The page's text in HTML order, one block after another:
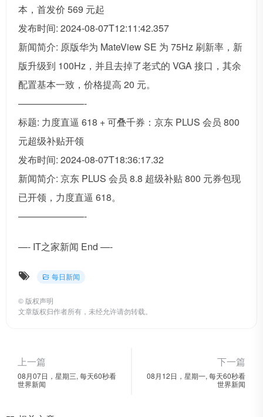
本，首发价 569 元起
发布时间: 2024-08-07T12:11:42.357
新闻简介: 原版华为 MateView SE 为 75Hz 刷新率，新
版升级到 100Hz，并且去掉了老式的 VGA 接口，其余
配置基本一致，价格提高 20 元。
———————-
标题: 力度直逼 618 + 可叠千券：京东 PLUS 会员 800
元超级补贴开领
发布时间: 2024-08-07T18:36:17.32
新闻简介: 京东 PLUS 会员 8.8 超级补贴 800 元券包现
已开领，力度直逼 618。
———————-
—- IT之家新闻 End —-
每日新闻
© 版权声明
文章版权归作者所有，未经允许请勿转载。
上一篇
08月07日，星期三, 每天60秒看
世界新闻
下一篇
08月12日，星期一, 每天60秒看
世界新闻